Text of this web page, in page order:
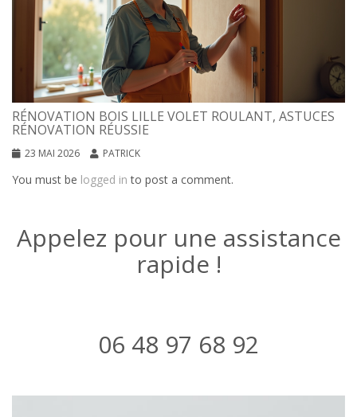
RÉNOVATION BOIS LILLE VOLET ROULANT, ASTUCES
RÉNOVATION RÉUSSIE
23 MAI 2026 PATRICK
You must be logged in to post a comment.
Appelez pour une assistance
rapide !
06 48 97 68 92